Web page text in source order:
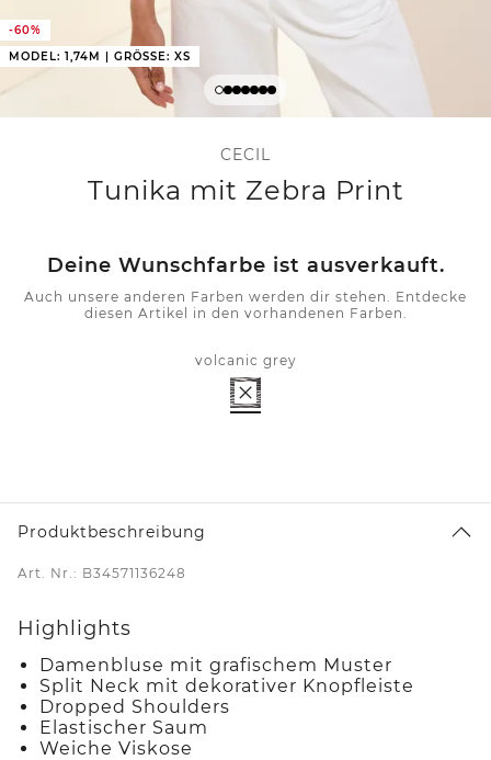
-60%
MODEL: 1,74M | GRÖSSE: XS
CECIL
Tunika mit Zebra Print
Deine Wunschfarbe ist ausverkauft.
Auch unsere anderen Farben werden dir stehen. Entdecke
diesen Artikel in den vorhandenen Farben.
volcanic grey
Produktbeschreibung
Art. Nr.: B34571136248
Highlights
Damenbluse mit grafischem Muster
Split Neck mit dekorativer Knopfleiste
Dropped Shoulders
Elastischer Saum
Weiche Viskose